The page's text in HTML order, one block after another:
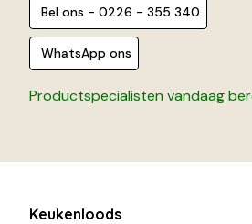
Bel ons - 0226 - 355 340
WhatsApp ons
Productspecialisten vandaag
Keukenloods